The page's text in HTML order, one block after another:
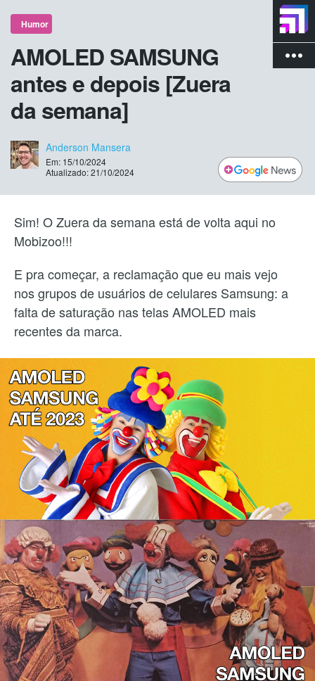
more_vert
Humor
AMOLED SAMSUNG
antes e depois [Zuera
da semana]
Anderson Mansera
Em: 15/10/2024
Atualizado: 21/10/2024
Sim! O Zuera da semana está de volta aqui no
Mobizoo!!!
E pra começar, a reclamação que eu mais vejo
nos grupos de usuários de celulares Samsung: a
falta de saturação nas telas AMOLED mais
recentes da marca.